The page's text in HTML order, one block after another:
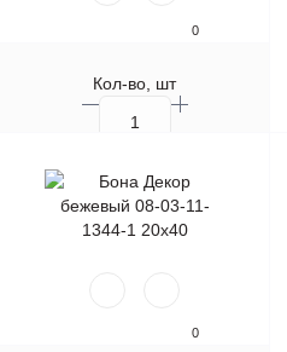
0
Кол-во, шт
0